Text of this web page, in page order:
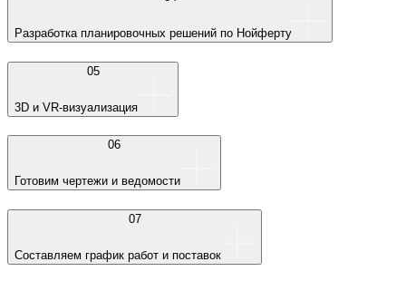
Разработка планировочных решений по Нойферту
05
3D и VR-визуализация
06
Готовим чертежи и ведомости
07
Составляем график работ и поставок